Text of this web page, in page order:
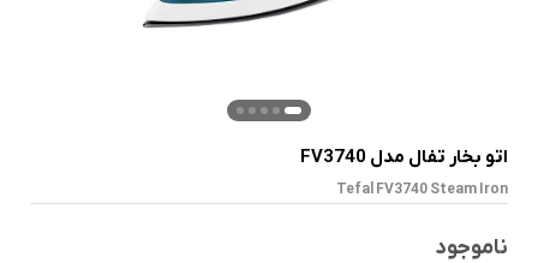
اتو بخار تفال مدل FV3740
Tefal FV3740 Steam Iron
ناموجود